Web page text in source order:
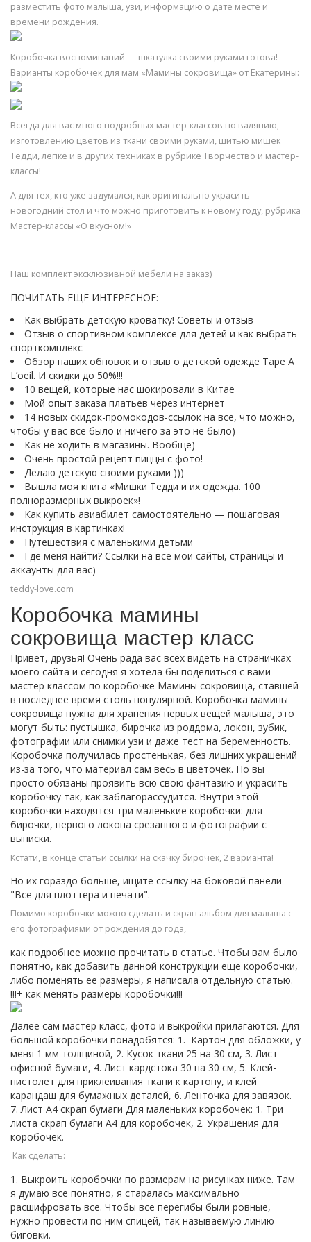
разместить фото малыша, узи, информацию о дате месте и
времени рождения.
Коробочка воспоминаний — шкатулка своими руками готова!
Варианты коробочек для мам «Мамины сокровища» от Екатерины:
Всегда для вас много подробных мастер-классов по валянию,
изготовлению цветов из ткани своими руками, шитью мишек
Тедди, лепке и в других техниках в рубрике Творчество и мастер-
классы!
А для тех, кто уже задумался, как оригинально украсить
новогодний стол и что можно приготовить к новому году, рубрика
Мастер-классы «О вкусном!»
Наш комплект эксклюзивной мебели на заказ)
ПОЧИТАТЬ ЕЩЕ ИНТЕРЕСНОЕ:
Как выбрать детскую кроватку! Советы и отзыв
Отзыв о спортивном комплексе для детей и как выбрать
спорткомплекс
Обзор наших обновок и отзыв о детской одежде Tape A
L’oeil. И скидки до 50%!!!
10 вещей, которые нас шокировали в Китае
Мой опыт заказа платьев через интернет
14 новых скидок-промокодов-ссылок на все, что можно,
чтобы у вас все было и ничего за это не было)
Как не ходить в магазины. Вообще)
Очень простой рецепт пиццы с фото!
Делаю детскую своими руками )))
Вышла моя книга «Мишки Тедди и их одежда. 100
полноразмерных выкроек»!
Как купить авиабилет самостоятельно — пошаговая
инструкция в картинках!
Путешествия с маленькими детьми
Где меня найти? Ссылки на все мои сайты, страницы и
аккаунты для вас)
teddy-love.com
Коробочка мамины
сокровища мастер класс
Привет, друзья! Очень рада вас всех видеть на страничках
моего сайта и сегодня я хотела бы поделиться с вами
мастер классом по коробочке Мамины сокровища, ставшей
в последнее время столь популярной. Коробочка мамины
сокровища нужна для хранения первых вещей малыша, это
могут быть: пустышка, бирочка из роддома, локон, зубик,
фотографии или снимки узи и даже тест на беременность.
Коробочка получилась простенькая, без лишних украшений
из-за того, что материал сам весь в цветочек. Но вы
просто обязаны проявить всю свою фантазию и украсить
коробочку так, как заблагорассудится. Внутри этой
коробочки находятся три маленькие коробочки: для
бирочки, первого локона срезанного и фотографии с
выписки.
Кстати, в конце статьи ссылки на скачку бирочек, 2 варианта!
Но их гораздо больше, ищите ссылку на боковой панели
"Все для плоттера и печати".
Помимо коробочки можно сделать и скрап альбом для малыша с
его фотографиями от рождения до года,
как подробнее можно прочитать в статье. Чтобы вам было
понятно, как добавить данной конструкции еще коробочки,
либо поменять ее размеры, я написала отдельную статью.
!!!+ как менять размеры коробочки!!!
Далее сам мастер класс, фото и выкройки прилагаются. Для
большой коробочки понадобятся: 1. Картон для обложки, у
меня 1 мм толщиной, 2. Кусок ткани 25 на 30 см, 3. Лист
офисной бумаги, 4. Лист кардстока 30 на 30 см, 5. Клей-
пистолет для приклеивания ткани к картону, и клей
карандаш для бумажных деталей, 6. Ленточка для завязок.
7. Лист А4 скрап бумаги Для маленьких коробочек: 1. Три
листа скрап бумаги А4 для коробочек, 2. Украшения для
коробочек.
Как сделать:
1. Выкроить коробочки по размерам на рисунках ниже. Там
я думаю все понятно, я старалась максимально
расшифровать все. Чтобы все перегибы были ровные,
нужно провести по ним спицей, так называемую линию
биговки.